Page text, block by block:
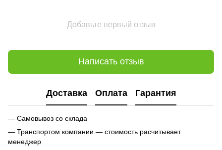
Добавьте первый отзыв
Написать отзыв
Доставка Оплата Гарантия
— Самовывоз со склада
— Транспортом компании — стоимость расчитывает
менеджер